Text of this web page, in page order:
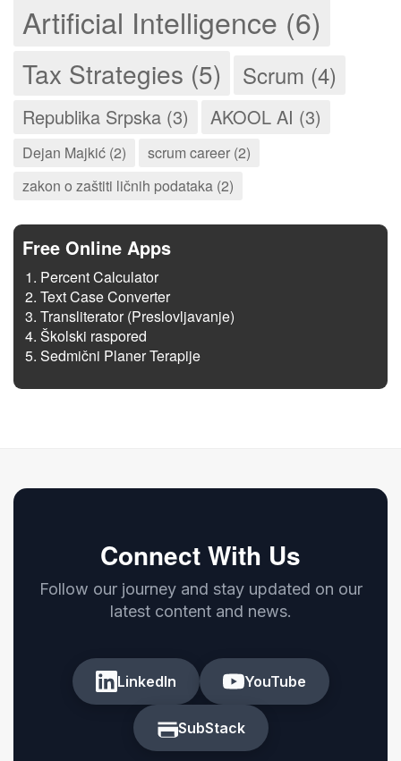
Artificial Intelligence (6)
Tax Strategies (5) Scrum (4)
Republika Srpska (3) AKOOL AI (3)
Dejan Majkić (2)
scrum career (2)
zakon o zaštiti ličnih podataka (2)
Free Online Apps
Percent Calculator
Text Case Converter
Transliterator (Preslovljavanje)
Školski raspored
Sedmični Planer Terapije
Connect With Us
Follow our journey and stay updated on our
latest content and news.
LinkedIn YouTube
SubStack